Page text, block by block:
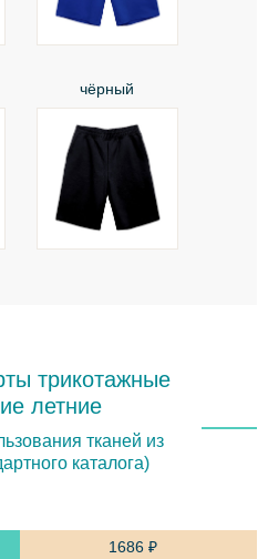
чёрный
трикотажные
летние
тканей из
каталога)
1686 ₽